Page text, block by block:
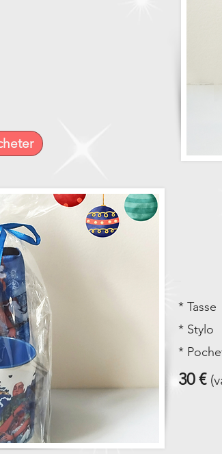
* Tasse
* Stylo
*
30 €